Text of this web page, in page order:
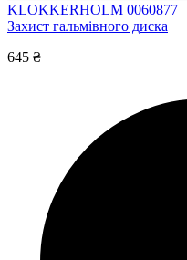
KLOKKERHOLM 0060877
Захист гальмівного диска
645 ₴